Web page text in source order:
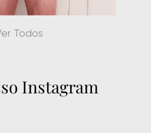
Todos
Instagram